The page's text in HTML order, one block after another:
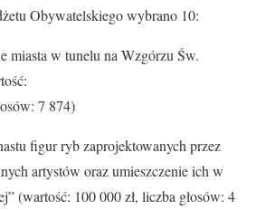
Obywatelskiego wybrano 10:
miasta w tunelu na Wzgórzu Św.
7 874)
figur ryb zaprojektowanych przez
artystów oraz umieszczenie ich w
(wartość: 100 000 zł, liczba głosów: 4